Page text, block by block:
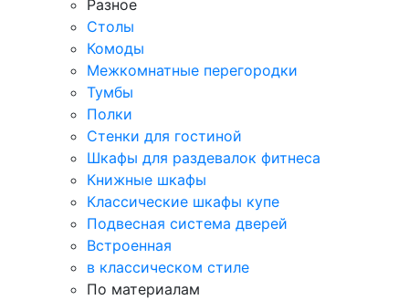
Разное
Столы
Комоды
Межкомнатные перегородки
Тумбы
Полки
Стенки для гостиной
Шкафы для раздевалок фитнеса
Книжные шкафы
Классические шкафы купе
Подвесная система дверей
Встроенная
в классическом стиле
По материалам